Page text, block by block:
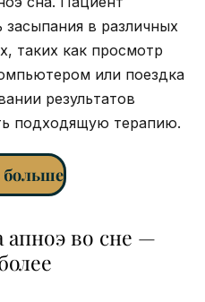
засыпания в различных
таких как просмотр
или поездка
результатов
подходящую терапию.
больше
апноэ во сне —